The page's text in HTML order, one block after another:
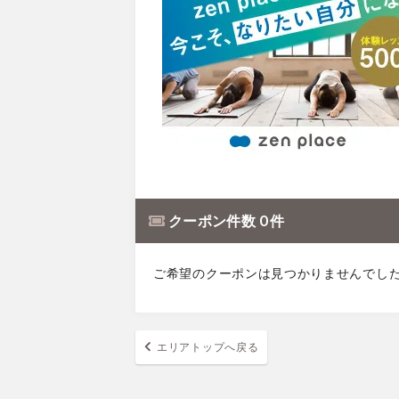
クーポン件数 0 件
ご希望のクーポンは見つかりませんでし
エリアトップへ戻る